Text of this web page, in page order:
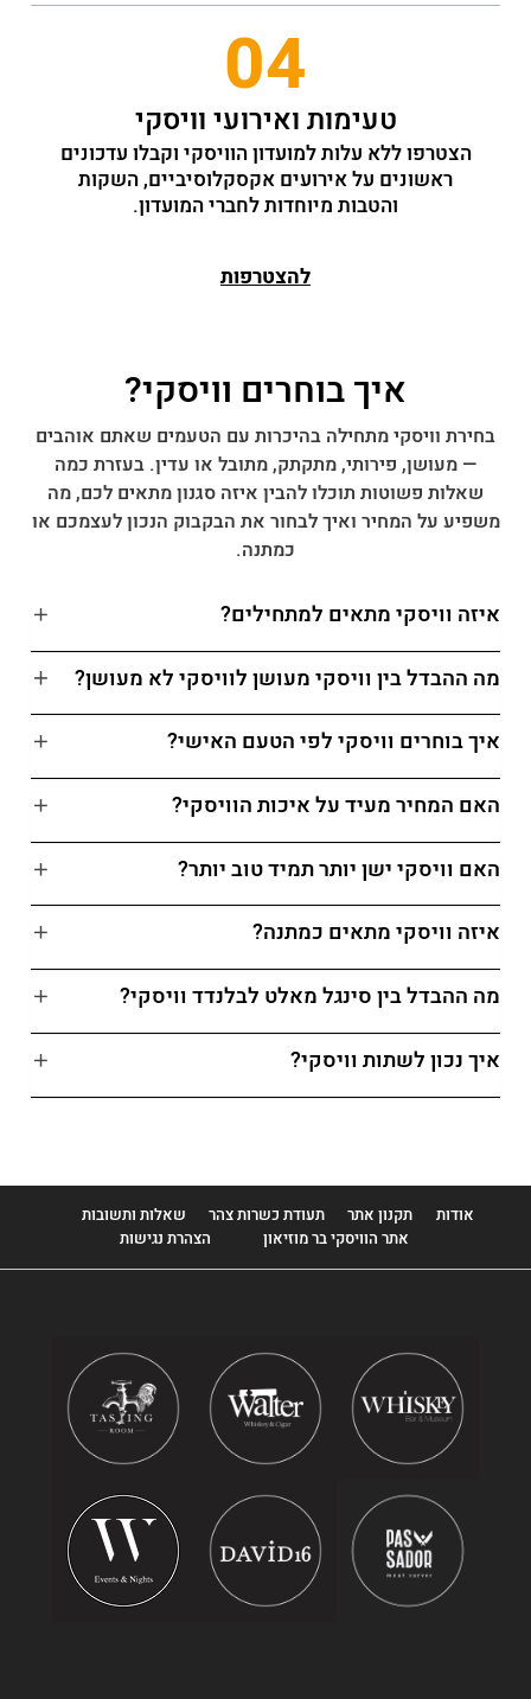
04
טעימות ואירועי וויסקי
הצטרפו ללא עלות למועדון הוויסקי וקבלו עדכונים
ראשונים על אירועים אקסקלוסיביים, השקות
והטבות מיוחדות לחברי המועדון.
להצטרפות
איך בוחרים וויסקי?
בחירת וויסקי מתחילה בהיכרות עם הטעמים שאתם אוהבים
— מעושן, פירותי, מתקתק, מתובל או עדין. בעזרת כמה
שאלות פשוטות תוכלו להבין איזה סגנון מתאים לכם, מה
משפיע על המחיר ואיך לבחור את הבקבוק הנכון לעצמכם או
כמתנה.
איזה וויסקי מתאים למתחילים?
מה ההבדל בין וויסקי מעושן לוויסקי לא מעושן?
איך בוחרים וויסקי לפי הטעם האישי?
האם המחיר מעיד על איכות הוויסקי?
האם וויסקי ישן יותר תמיד טוב יותר?
איזה וויסקי מתאים כמתנה?
מה ההבדל בין סינגל מאלט לבלנדד וויסקי?
איך נכון לשתות וויסקי?
אודות תקנון אתר תעודת כשרות צהר
שאלות ותשובות
אתר הוויסקי בר מוזיאון
הצהרת נגישות